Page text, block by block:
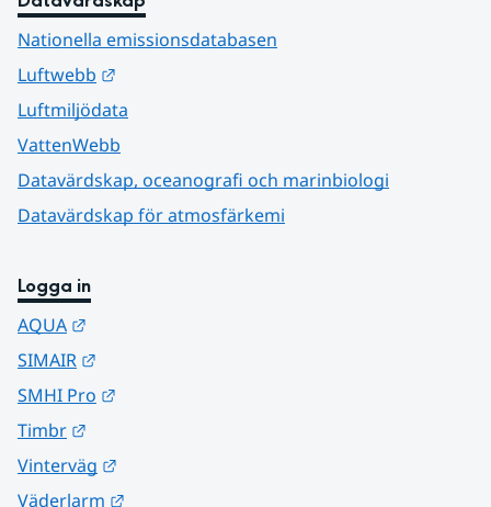
Nationella emissionsdatabasen
Luftwebb
Luftmiljödata
VattenWebb
Datavärdskap, oceanografi och marinbiologi
Datavärdskap för atmosfärkemi
Logga in
AQUA
SIMAIR
SMHI Pro
Timbr
Vinterväg
Väderlarm